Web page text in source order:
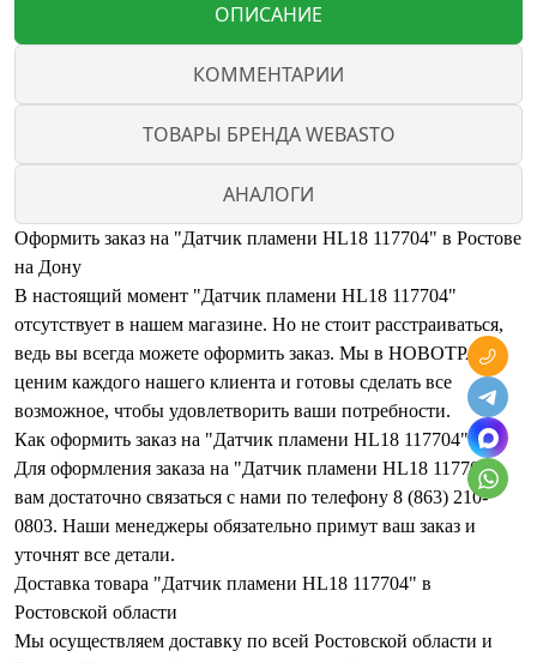
ОПИСАНИЕ
КОММЕНТАРИИ
ТОВАРЫ БРЕНДА WEBASTO
АНАЛОГИ
Оформить заказ на "Датчик пламени HL18 117704" в Ростове
на Дону
В настоящий момент "Датчик пламени HL18 117704"
отсутствует в нашем магазине. Но не стоит расстраиваться,
ведь вы всегда можете оформить заказ. Мы в НОВОТРАК
ценим каждого нашего клиента и готовы сделать все
возможное, чтобы удовлетворить ваши потребности.
Как оформить заказ на "Датчик пламени HL18 117704"?
Для оформления заказа на "Датчик пламени HL18 117704",
вам достаточно связаться с нами по телефону 8 (863) 210-
0803. Наши менеджеры обязательно примут ваш заказ и
уточнят все детали.
Доставка товара "Датчик пламени HL18 117704" в
Ростовской области
Мы осуществляем доставку по всей Ростовской области и